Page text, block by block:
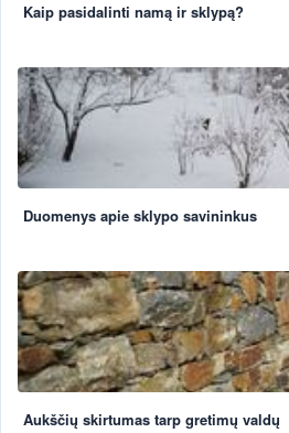
Kaip pasidalinti namą ir sklypą?
Duomenys apie sklypo savininkus
Aukščių skirtumas tarp gretimų valdų